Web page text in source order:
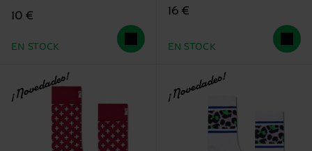
10 €
EN STOCK
16 €
EN STOCK
¡Novedades! ¡Novedades!